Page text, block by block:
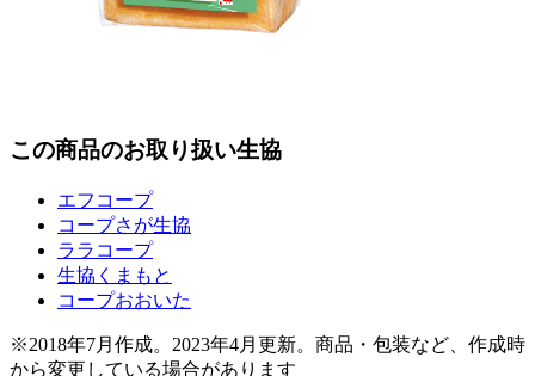
この商品のお取り扱い生協
エフコープ
コープさが生協
ララコープ
生協くまもと
コープおおいた
※2018年7月作成。2023年4月更新。商品・包装など、作成時
から変更している場合があります